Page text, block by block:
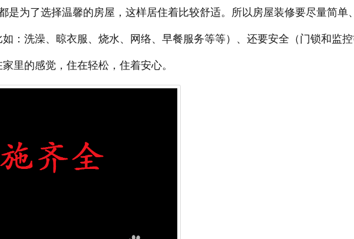
是为了选择温馨的房屋，这样居住着比较舒适。所以房屋装修要尽量简单
：洗澡、晾衣服、烧水、网络、早餐服务等等）、还要安全（门锁和监
里的感觉，住在轻松，住着安心。